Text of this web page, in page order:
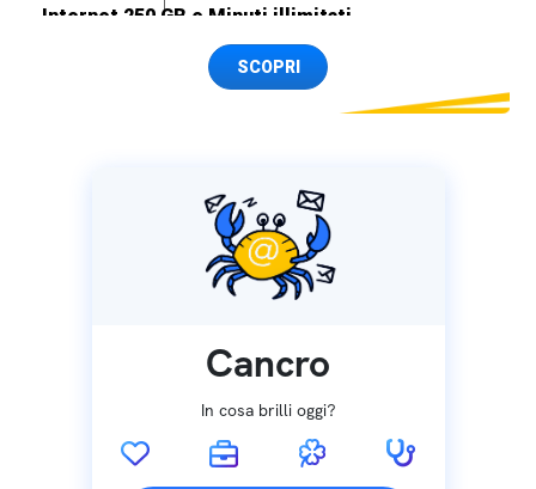
Internet 250 GB e Minuti illimitati
Spedizione SIM GRATISSCOPRI
Cancro
In cosa brilli oggi?